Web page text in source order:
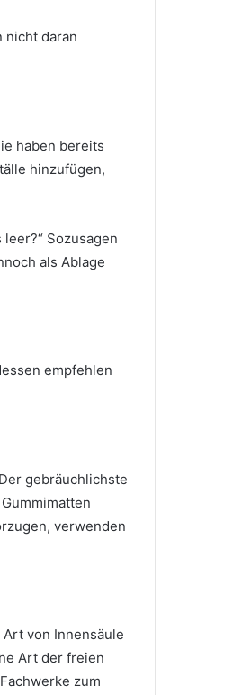
nicht daran
haben bereits
hinzufügen,
leer?“ Sozusagen
als Ablage
empfehlen
Der gebräuchlichste
verwenden
von Innensäule
Art der freien
zum